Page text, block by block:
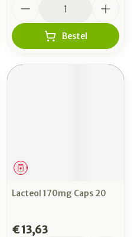
Bestel
Geneesmiddel
Lacteol 170mg Caps 20
€ 13,63